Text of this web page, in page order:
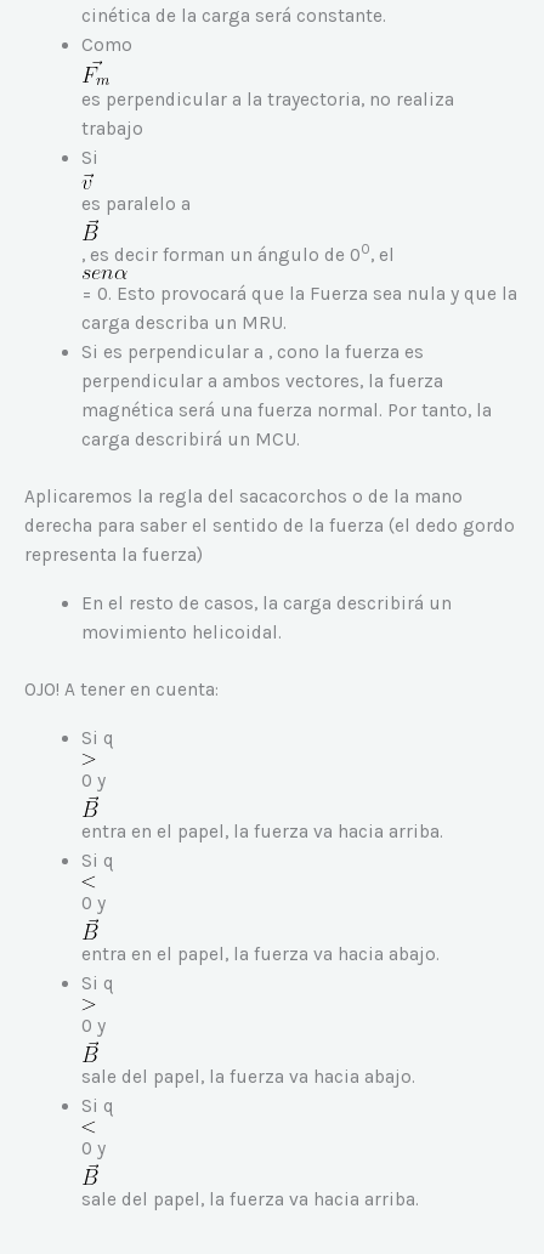
cinética de la carga será constante.
Como
es perpendicular a la trayectoria, no realiza
trabajo
Si
es paralelo a
, es decir forman un ángulo de 00, el
= 0. Esto provocará que la Fuerza sea nula y que la
carga describa un MRU.
Si es perpendicular a , cono la fuerza es
perpendicular a ambos vectores, la fuerza
magnética será una fuerza normal. Por tanto, la
carga describirá un MCU.
Aplicaremos la regla del sacacorchos o de la mano
derecha para saber el sentido de la fuerza (el dedo gordo
representa la fuerza)
En el resto de casos, la carga describirá un
movimiento helicoidal.
OJO! A tener en cuenta:
Si q
0 y
entra en el papel, la fuerza va hacia arriba.
Si q
0 y
entra en el papel, la fuerza va hacia abajo.
Si q
0 y
sale del papel, la fuerza va hacia abajo.
Si q
0 y
sale del papel, la fuerza va hacia arriba.